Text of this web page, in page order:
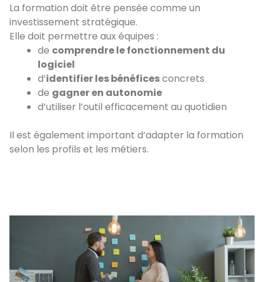
La formation doit être pensée comme un
investissement stratégique.
Elle doit permettre aux équipes :
de comprendre le fonctionnement du
logiciel
d’identifier les bénéficesconcrets
de gagner en autonomie
d’utiliser l’outil efficacement au quotidien
Il est également important d’adapter la formation
selon les profils et les métiers.